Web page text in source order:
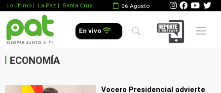
Lo último | La Paz | Santa Cruz 06 Agosto
En vivo Mobile
ECONOMÍA
.
Vocero Presidencial advierte